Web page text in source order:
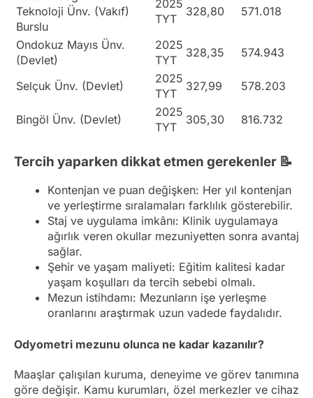
Teknoloji Ünv. (Vakıf)
Burslu
2025
TYT
328,80 571.018
Ondokuz Mayıs Ünv.
(Devlet)
2025
TYT
328,35 574.943
Selçuk Ünv. (Devlet)
2025
TYT
327,99 578.203
Bingöl Ünv. (Devlet)
2025
TYT
305,30 816.732
Tercih yaparken dikkat etmen gerekenler 📝
Kontenjan ve puan değişken: Her yıl kontenjan
ve yerleştirme sıralamaları farklılık gösterebilir.
Staj ve uygulama imkânı: Klinik uygulamaya
ağırlık veren okullar mezuniyetten sonra avantaj
sağlar.
Şehir ve yaşam maliyeti: Eğitim kalitesi kadar
yaşam koşulları da tercih sebebi olmalı.
Mezun istihdamı: Mezunların işe yerleşme
oranlarını araştırmak uzun vadede faydalıdır.
Odyometri mezunu olunca ne kadar kazanılır?
Maaşlar çalışılan kuruma, deneyime ve görev tanımına
göre değişir. Kamu kurumları, özel merkezler ve cihaz